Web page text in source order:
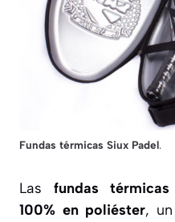
Fundas térmicas Siux Padel.
Las fundas
100% en poliéster,